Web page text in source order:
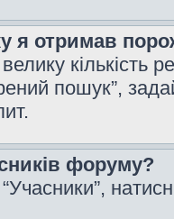
я отримав
кількість
пошук”,
форуму?